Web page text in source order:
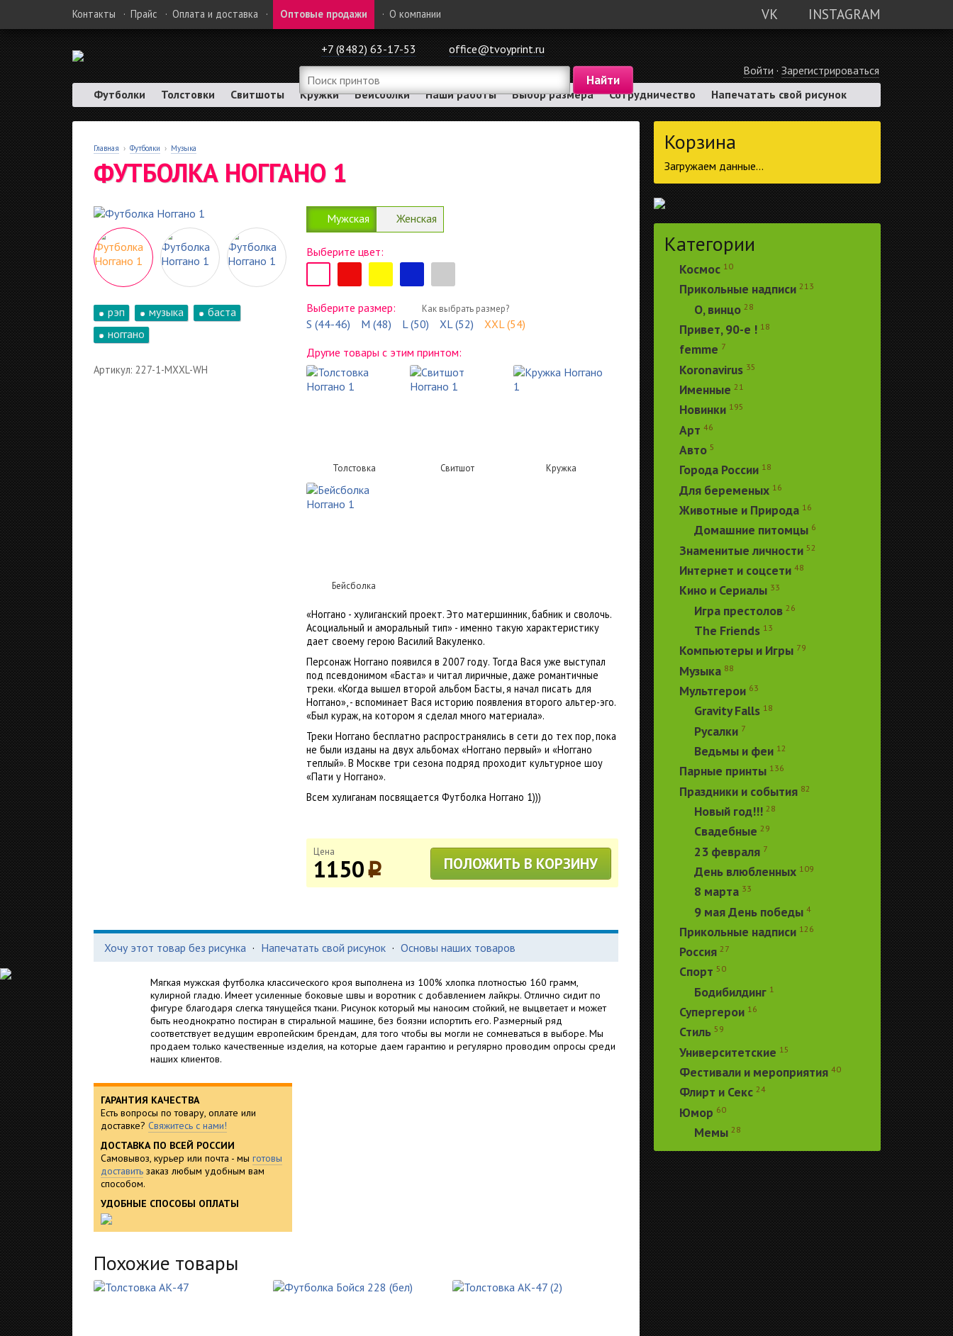
VK INSTAGRAM
Контакты · Прайс · Оплата и доставка · Оптовые продажи · О компании
+7 (8482) 63-17-53
office@tvoyprint.ru
Войти · Зарегистрироваться
Футболки
Толстовки Свитшоты Кружки Бейсболки Наши работы Выбор размера Сотрудничество Напечатать свой рисунок
Главная › Футболки › Музыка
ФУТБОЛКА НОГГАНО 1
рэп музыка
баста
ноггано
Артикул: 227-1-MXXL-WH
Мужская Женская
Выберите цвет:
Выберите размер: Как выбрать размер?
S (44-46) M (48) L (50) XL (52)
XXL (54)
Другие товары с этим принтом:
Толстовка Свитшот Кружка
Бейсболка
«Ноггано - хулиганский проект. Это матершинник, бабник и сволочь.
Асоциальный и аморальный тип» - именно такую характеристику
дает своему герою Василий Вакуленко.
Персонаж Ноггано появился в 2007 году. Тогда Вася уже выступал
под псевдонимом «Баста» и читал лиричные, даже романтичные
треки. «Когда вышел второй альбом Басты, я начал писать для
Ноггано», - вспоминает Вася историю появления второго альтер-эго.
«Был кураж, на котором я сделал много материала».
Треки Ноггано бесплатно распространялись в сети до тех пор, пока
не были изданы на двух альбомах «Ноггано первый» и «Ноггано
теплый». В Москве три сезона подряд проходит культурное шоу
«Пати у Ноггано».
Всем хулиганам посвящается Футболка Ноггано 1)))
Цена
1150p ПОЛОЖИТЬ В КОРЗИНУ
Хочу этот товар без рисунка · Напечатать свой рисунок · Основы наших товаров
Мягкая мужская футболка классического кроя выполнена из 100% хлопка плотностью 160 грамм,
кулирной гладю. Имеет усиленные боковые швы и воротник с добавлением лайкры. Отлично сидит по
фигуре благодаря слегка тянущейся ткани. Рисунок который мы наносим стойкий, не выцветает и может
быть неоднократно постиран в стиральной машине, без боязни испортить его. Размерный ряд
соответствует ведущим европейским брендам, для того чтобы вы могли не сомневаться в выборе. Мы
продаем только качественные изделия, на которые даем гарантию и регулярно проводим опросы среди
наших клиентов.
ГАРАНТИЯ КАЧЕСТВА
Есть вопросы по товару, оплате или
доставке? Свяжитесь с нами!
ДОСТАВКА ПО ВСЕЙ РОССИИ
Самовывоз, курьер или почта - мы готовы
доставить заказ любым удобным вам
способом.
УДОБНЫЕ СПОСОБЫ ОПЛАТЫ
Похожие товары
Корзина
Загружаем данные...
Категории
Космос 10
Прикольные надписи 213
О, винцо 28
Привет, 90-е ! 18
femme 7
Koronavirus 35
Именные 21
Новинки 195
Арт 46
Авто 5
Города России 18
Для беременых 16
Животные и Природа 16
Домашние питомцы 6
Знаменитые личности 52
Интернет и соцсети 48
Кино и Сериалы 33
Игра престолов 26
The Friends 13
Компьютеры и Игры 79
Музыка 88
Мультгерои 63
Gravity Falls 18
Русалки 7
Ведьмы и феи 12
Парные принты 136
Праздники и события 82
Новый год!!! 28
Свадебные 29
23 февраля 7
День влюбленных 109
8 марта 33
9 мая День победы 4
Прикольные надписи 126
Россия 27
Спорт 50
Бодибилдинг 1
Супергерои 16
Стиль 59
Университетские 15
Фестивали и мероприятия 40
Флирт и Секс 24
Юмор 60
Мемы 28